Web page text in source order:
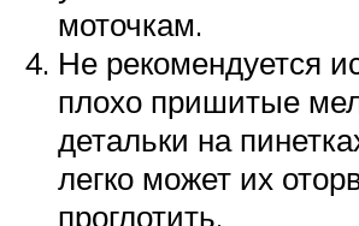
моточкам.
Не рекомендуется
плохо пришитые
детальки на
легко может их
проглотить.